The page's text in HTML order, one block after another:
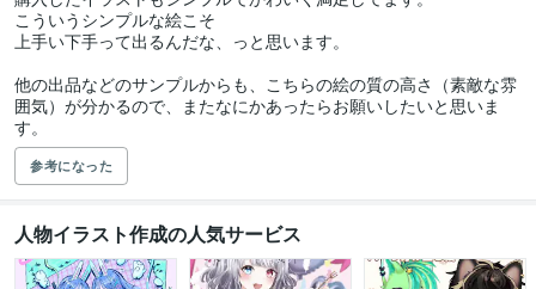
こういうシンプルな絵こそ
上手い下手って出るんだな、っと思います。
他の出品などのサンプルからも、こちらの絵の質の高さ（素敵な雰
囲気）が分かるので、またなにかあったらお願いしたいと思いま
す。
参考になった
人物イラスト作成の人気サービス